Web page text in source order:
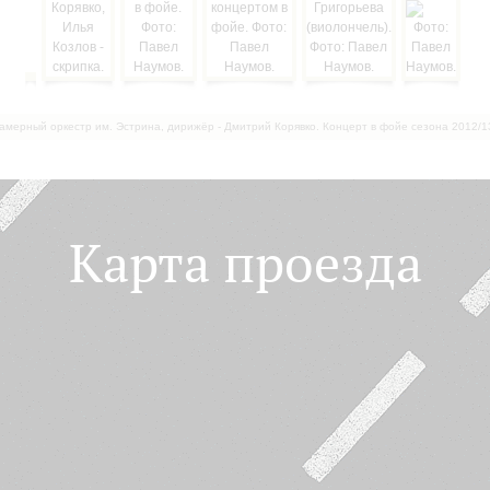
оркестр им. Эстрина, дирижёр - Дмитрий Корявко. Концерт в фойе сезона 2012/
Карта проезда